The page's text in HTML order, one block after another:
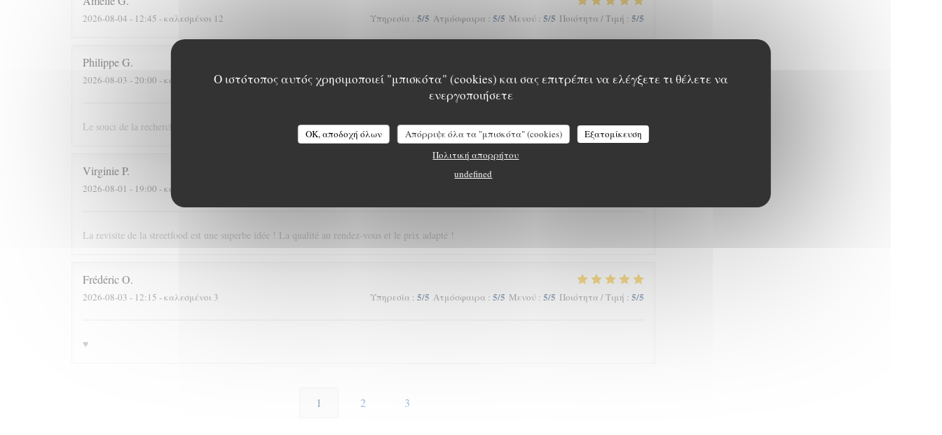
Ο ιστότοπος αυτός χρησιμοποιεί "μπισκότα" (cookies) και σας επιτρέπει να ελέγξετε τι θέλετε να
ενεργοποιήσετε
OK, αποδοχή όλων Απόρριψε όλα τα "μπισκότα" (cookies)
Εξατομίκευση
Πολιτική απορρήτου
undefined
2026-08-04 - 12:45 - καλεσμένοι 12 Υπηρεσία : 5/5 Ατμόσφαιρα : 5/5 Μενού: 5/5 Ποιότητα / Τιμή : 5/5
PhilippeG
2026-08-03 - 20:00 - καλεσμένοι 3 Υπηρεσία:5/5 Ατμόσφαιρα:5 /5 Μενού: 5/5 Ποιότητα / Τιμή:5/5
Le souci de la recherche et du changement dans le respect du goût et du u service…
VirginieP
2026-08-01 - 19:00 - καλεσμένοι 2
La revisite de la streetfood est une superbe idée ! La qualité au rendez-vous et le prix adapté !
FrédéricO
2026-08-03 - 12:15 - καλεσμένοι 3 Υπηρεσία : 5/5 Ατμόσφαιρα : 5/5 Μενού: 5/5 Ποιότητα / Τιμή : 5/5
♥️
1 2 3